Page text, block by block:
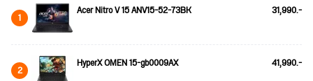
1 Acer Nitro V 15 ANV15-52-73BK 31,990.-
2 HyperX OMEN 15-gb0009AX 41,990.-